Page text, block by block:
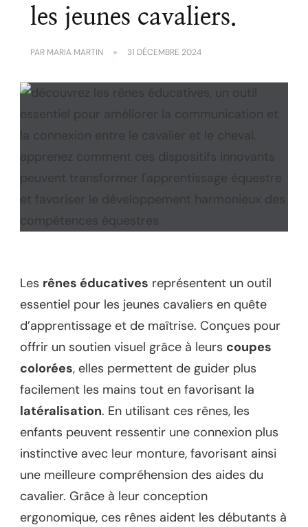
les jeunes cavaliers.
PAR MARIA MARTIN 31 DÉCEMBRE 2024
Les rênes éducatives représentent un outil
essentiel pour les jeunes cavaliers en quête
d’apprentissage et de maîtrise. Conçues pour
offrir un soutien visuel grâce à leurs coupes
colorées, elles permettent de guider plus
facilement les mains tout en favorisant la
latéralisation. En utilisant ces rênes, les
enfants peuvent ressentir une connexion plus
instinctive avec leur monture, favorisant ainsi
une meilleure compréhension des aides du
cavalier. Grâce à leur conception
ergonomique, ces rênes aident les débutants à